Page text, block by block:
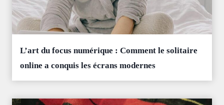
L’art du focus numérique : Comment le solitaire
online a conquis les écrans modernes